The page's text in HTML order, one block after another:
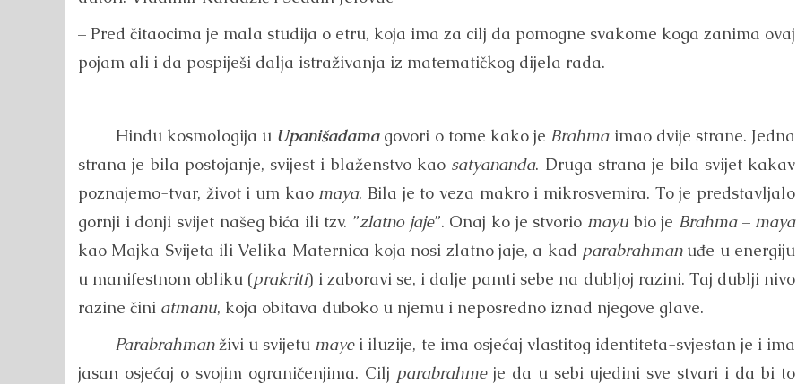
– Pred čitaocima je mala studija o etru, koja ima za cilj da pomogne svakome koga zanima ovaj
pojam ali i da pospiješi dalja istraživanja iz matematičkog dijela rada. –
Hindu kosmologija u Upanišadama govori o tome kako je Brahma imao dvije strane. Jedna
strana je bila postojanje, svijest i blaženstvo kao satyananda. Druga strana je bila svijet kakav
poznajemo-tvar, život i um kao maya. Bila je to veza makro i mikrosvemira. To je predstavljalo
gornji i donji svijet našeg bića ili tzv. ”zlatno jaje”. Onaj ko je stvorio mayu bio je Brahma – maya
kao Majka Svijeta ili Velika Maternica koja nosi zlatno jaje, a kad parabrahman uđe u energiju
u manifestnom obliku (prakriti) i zaboravi se, i dalje pamti sebe na dubljoj razini. Taj dublji nivo
razine čini atmanu, koja obitava duboko u njemu i neposredno iznad njegove glave.
Parabrahmanživi u svijetu maye i iluzije, te ima osjećaj vlastitog identiteta-svjestan je i ima
jasan osjećaj o svojim ograničenjima. Cilj parabrahmeje da u sebi ujedini sve stvari i da bi to